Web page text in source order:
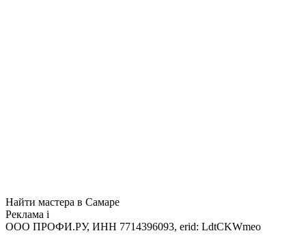
Найти мастера в Самаре
Реклама i
ООО ПРОФИ.РУ, ИНН 7714396093, erid: LdtCKWmeo